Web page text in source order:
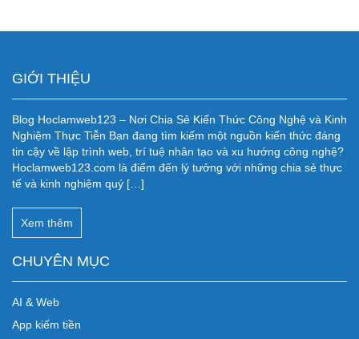
GIỚI THIỆU
Blog Hoclamweb123 – Nơi Chia Sẻ Kiến Thức Công Nghệ và Kinh
Nghiệm Thực Tiễn Bạn đang tìm kiếm một nguồn kiến thức đáng
tin cậy về lập trình web, trí tuệ nhân tạo và xu hướng công nghệ?
Hoclamweb123.com là điểm đến lý tưởng với những chia sẻ thực
tế và kinh nghiệm quý […]
Xem thêm
CHUYÊN MỤC
AI & Web
App kiếm tiền